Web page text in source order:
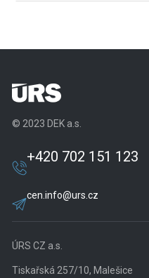
© 2023 DEK a.s.
+420 702 151 123
cen.info@urs.cz
ÚRS CZ a.s.
Tiskařská 257/10, Malešice